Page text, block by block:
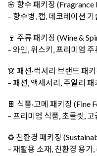
🌸 향수 패키징
– 향수병, 캡, 데코레이션 기
🍷 주류 패키징 (Wine &
– 와인, 위스키, 프리미엄 주
👗 패션·럭셔리 브랜드 패
– 패션, 액세서리, 주얼리 패
🍫 식품·고메 패키징 (Fine
– 프리미엄 식품, 초콜릿,
♻️ 친환경 패키징
– 재활용 소재, 친환경 용기,